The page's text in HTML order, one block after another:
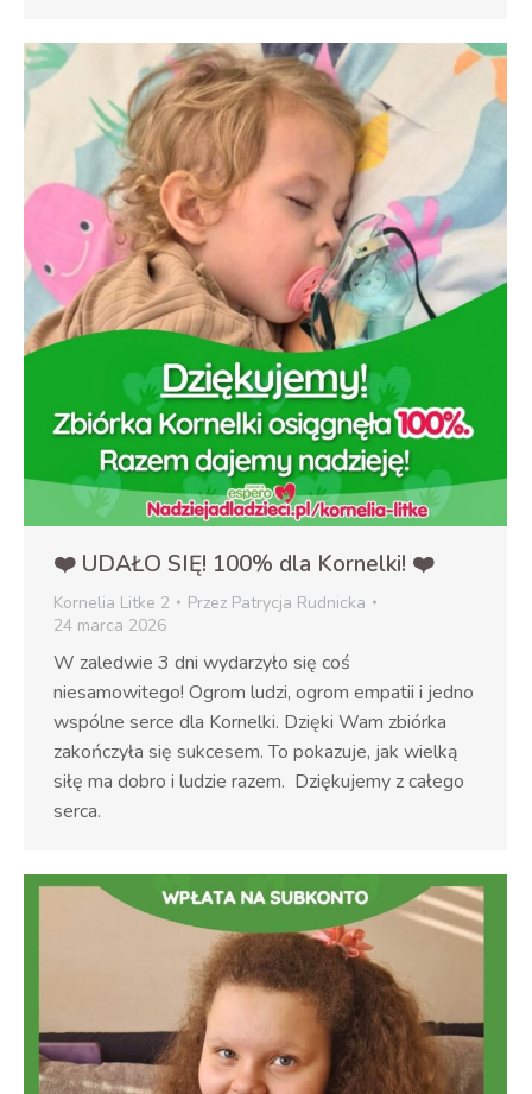
❤️ UDAŁO SIĘ! 100% dla Kornelki! ❤️
Kornelia Litke 2 Przez Patrycja Rudnicka
24 marca 2026
W zaledwie 3 dni wydarzyło się coś
niesamowitego! Ogrom ludzi, ogrom empatii i jedno
wspólne serce dla Kornelki. Dzięki Wam zbiórka
zakończyła się sukcesem. To pokazuje, jak wielką
siłę ma dobro i ludzie razem. Dziękujemy z całego
serca.